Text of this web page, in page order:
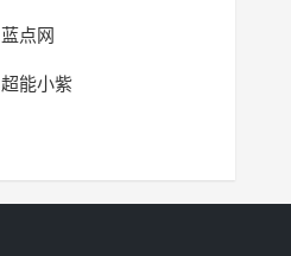
蓝点网
超能小紫